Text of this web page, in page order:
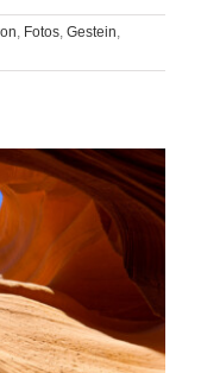
, Fotos, Gestein,